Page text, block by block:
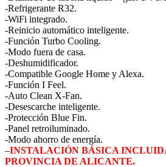
-Refrigerante R32.
-WiFi integrado.
-Reinicio automático inteligente.
-Función Turbo Cooling.
-Modo fuera de casa.
-Deshumidificador.
-Compatible Google Home y Alexa.
-Función I Feel.
-Auto Clean X-Fan.
-Desescarche inteligente.
-Protección Blue Fin.
-Panel retroiluminado.
-Modo ahorro de energía.
–INSTALACIÓN BÁSICA
PROVINCIA DE ALICANTE.